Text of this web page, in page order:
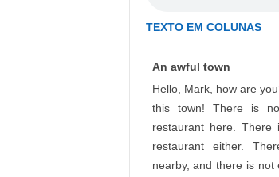
TEXTO EM COLUNAS
An awful town
Hello, Mark, how are
this town! There is
restaurant here.
restaurant either.
nearby, and there is